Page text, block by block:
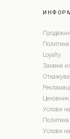
Loyalty
Замена
Ценовник
Услови
Услови